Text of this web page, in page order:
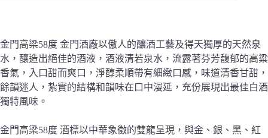
金門高梁58度 金門酒廠以傲人的釀酒工藝及得天獨厚的天然泉
水，釀造出絕佳的酒液，酒液清若泉水，流露著芬芳馥郁的高粱
香氣，入口甜而爽口，淨醇柔順帶有細緻口感，味道清香甘甜，
餘韻迷人，紮實的結構和韻味在口中漫延，充份展現出最佳白酒
獨特風味。
金門高梁58度 酒標以中華象徵的雙龍呈現，與金、銀、黑、紅